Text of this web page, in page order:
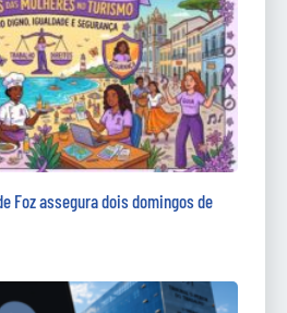
Foz assegura dois domingos de